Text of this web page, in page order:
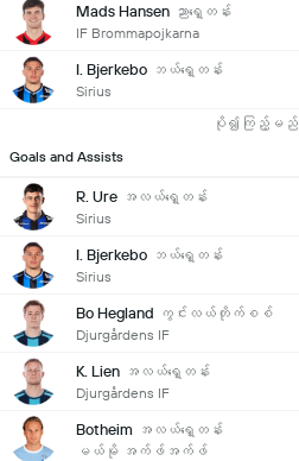
Mads Hansen ညာရှေ့တန်း
IF Brommapojkarna
I. Bjerkebo ဘယ်ရှေ့တန်း
Sirius
ပို၍ကြည့်မည်
Goals and Assists
R. Ure အလယ်ရှေ့တန်း
Sirius
I. Bjerkebo ဘယ်ရှေ့တန်း
Sirius
Bo Hegland ကွင်းလယ်တိုက်စစ်
Djurgårdens IF
K. Lien အလယ်ရှေ့တန်း
Djurgårdens IF
Botheim
အလယ်ရှေ့တန်း
မယ်မို အက်ဖ်အက်ဖ်